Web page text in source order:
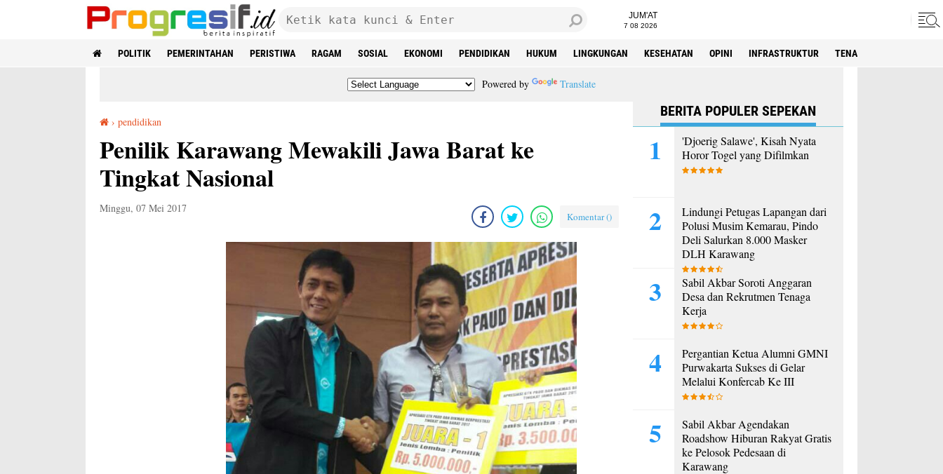
JUM'AT
7 08 2026
POLITIK PEMERINTAHAN PERISTIWA RAGAM SOSIAL EKONOMI PENDIDIKAN HUKUM LINGKUNGAN KESEHATAN OPINI INFRASTRUKTUR TENAGA KERJA
Powered by Translate
› pendidikan
Penilik Karawang Mewakili Jawa Barat ke
Tingkat Nasional
Minggu, 07 Mei 2017
Komentar ()
BERITA POPULER SEPEKAN
'Djoerig Salawe', Kisah Nyata
Horor Togel yang Difilmkan
Lindungi Petugas Lapangan dari
Polusi Musim Kemarau, Pindo
Deli Salurkan 8.000 Masker
DLH Karawang
Sabil Akbar Soroti Anggaran
Desa dan Rekrutmen Tenaga
Kerja
Pergantian Ketua Alumni GMNI
Purwakarta Sukses di Gelar
Melalui Konfercab Ke III
Sabil Akbar Agendakan
Roadshow Hiburan Rakyat Gratis
ke Pelosok Pedesaan di
Karawang